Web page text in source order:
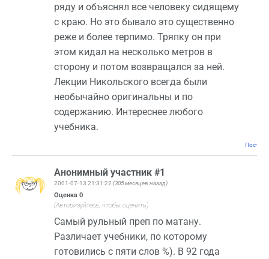
ряду и объяснял все человеку сидящему
с краю. Но это бывало это существенно
реже и более терпимо. Тряпку он при
этом кидал на несколько метров в
сторону и потом возвращался за ней.
Лекции Никольского всегда были
необычайно оригинальны и по
содержанию. Интереснее любого
учебника.
Анонимный участник #1
2001-07-13 21:31:22 (305 месяцев назад)
Оценка 0
(Авторизуйтесь, чтобы оценить)
Самый рульный преп по матану.
Различает учебники, по которому
готовились с пяти слов %). В 92 года